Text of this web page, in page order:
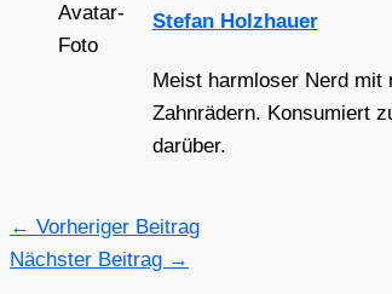
Stefan Holzhauer
Meist harmloser Nerd mit
Zahnrädern. Konsumiert
darüber.
← Vorheriger Beitrag
Nächster Beitrag →